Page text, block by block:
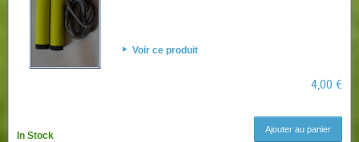
Voir ce produit
4,00 €
In Stock
Ajouter au panier